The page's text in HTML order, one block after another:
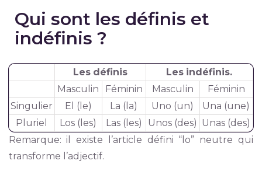
Qui sont les définis et
indéfinis ?
Les définis Les indéfinis.
Masculin
Féminin Masculin
Féminin
Singulier
El (le) La (la) Uno (un)
Una (une)
Pluriel
Los (les) Las (les) Unos (des) Unas (des)
Remarque: il existe l’article défini “lo” neutre qui
transforme l’adjectif.